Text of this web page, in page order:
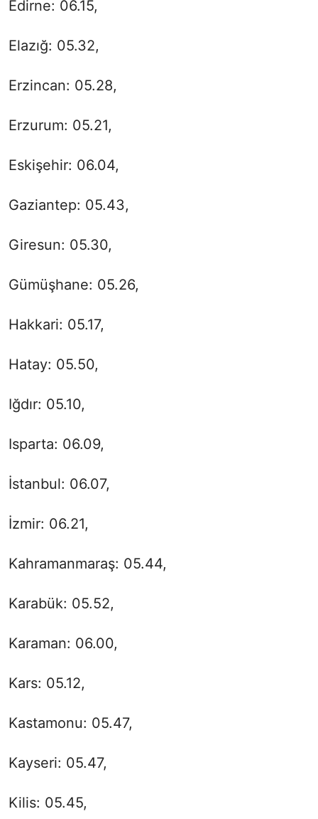
Edirne: 06.15,
Elazığ: 05.32,
Erzincan: 05.28,
Erzurum: 05.21,
Eskişehir: 06.04,
Gaziantep: 05.43,
Giresun: 05.30,
Gümüşhane: 05.26,
Hakkari: 05.17,
Hatay: 05.50,
Iğdır: 05.10,
Isparta: 06.09,
İstanbul: 06.07,
İzmir: 06.21,
Kahramanmaraş: 05.44,
Karabük: 05.52,
Karaman: 06.00,
Kars: 05.12,
Kastamonu: 05.47,
Kayseri: 05.47,
Kilis: 05.45,